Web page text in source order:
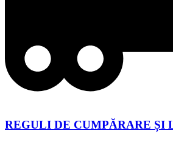
REGULI DE CUMPĂRARE ȘI